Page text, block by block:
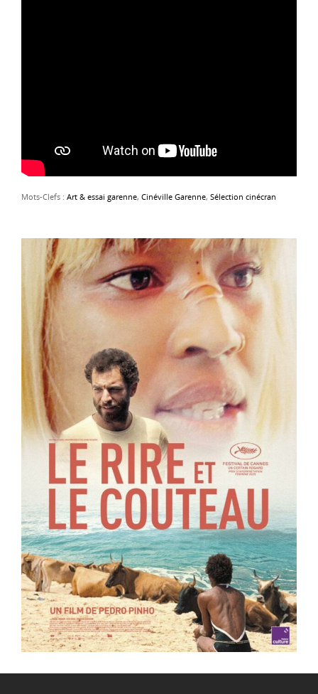
Mots-Clefs : Art & essai garenne, Cinéville Garenne, Sélection cinécran